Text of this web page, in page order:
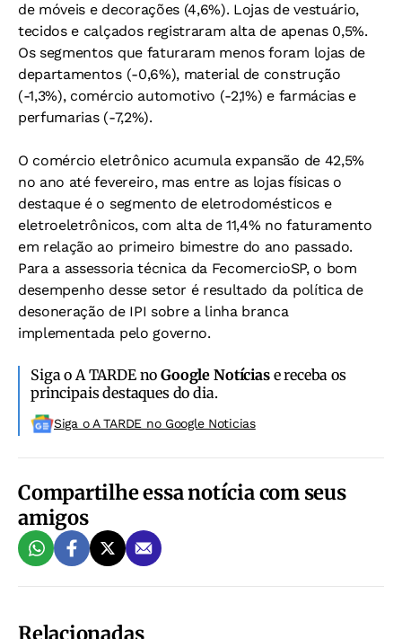
de móveis e decorações (4,6%). Lojas de vestuário,
tecidos e calçados registraram alta de apenas 0,5%.
Os segmentos que faturaram menos foram lojas de
departamentos (-0,6%), material de construção
(-1,3%), comércio automotivo (-2,1%) e farmácias e
perfumarias (-7,2%).
O comércio eletrônico acumula expansão de 42,5%
no ano até fevereiro, mas entre as lojas físicas o
destaque é o segmento de eletrodomésticos e
eletroeletrônicos, com alta de 11,4% no faturamento
em relação ao primeiro bimestre do ano passado.
Para a assessoria técnica da FecomercioSP, o bom
desempenho desse setor é resultado da política de
desoneração de IPI sobre a linha branca
implementada pelo governo.
Siga o A TARDE noGoogle Notíciase receba os
principais destaques do dia.
Siga o A TARDE no Google Noticias
Compartilhe essa notícia com seus
amigos
Relacionadas